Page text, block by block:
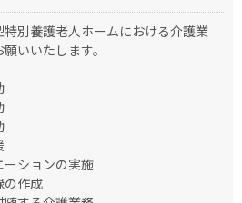
特別養護老人ホームにおける介護業
いいたします。
ーションの実施
の作成